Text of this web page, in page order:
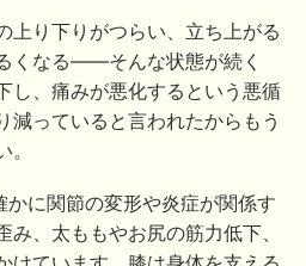
上り下りがつらい、立ち上がる
くなる――そんな状態が続く
し、痛みが悪化するという悪循
っていると言われたからもう
に関節の変形や炎症が関係す
、太ももやお尻の筋力低下、